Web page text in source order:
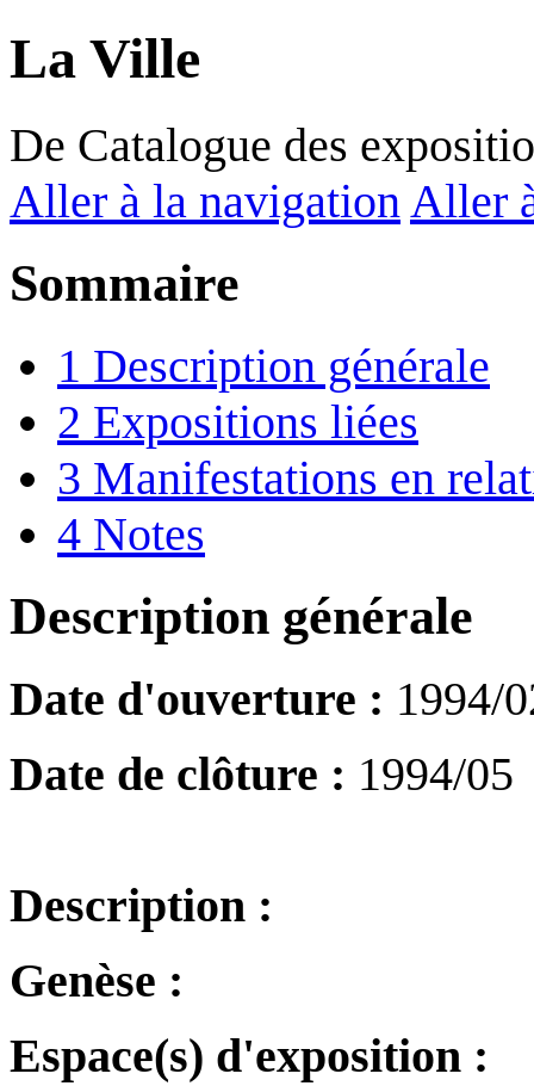
La Ville
De Catalogue des
Aller à la navigation Aller
Sommaire
1 Description générale
2 Expositions liées
3 Manifestations en
4 Notes
Description générale
Date d'ouverture : 1994/
Date de clôture : 1994/05
Description :
Genèse :
Espace(s) d'exposition :